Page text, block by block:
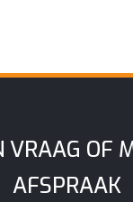
VRAAG OF
AFSPRAAK